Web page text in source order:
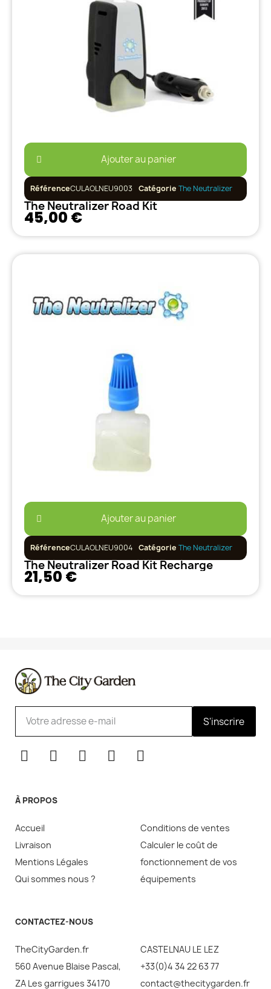
Ajouter au panier
RéférenceCULAOLNEU9003 Catégorie The Neutralizer
The Neutralizer Road Kit
45,00 €
Ajouter au panier
RéférenceCULAOLNEU9004 Catégorie The Neutralizer
The Neutralizer Road Kit Recharge
21,50 €
S'inscrire
À PROPOS
Accueil
Livraison
Mentions Légales
Qui sommes nous ?
Conditions de ventes
Calculer le coût de
fonctionnement de vos
équipements
CONTACTEZ-NOUS
TheCityGarden.fr
560 Avenue Blaise Pascal,
ZA Les garrigues 34170
CASTELNAU LE LEZ
+33(0)4 34 22 63 77
contact@thecitygarden.fr